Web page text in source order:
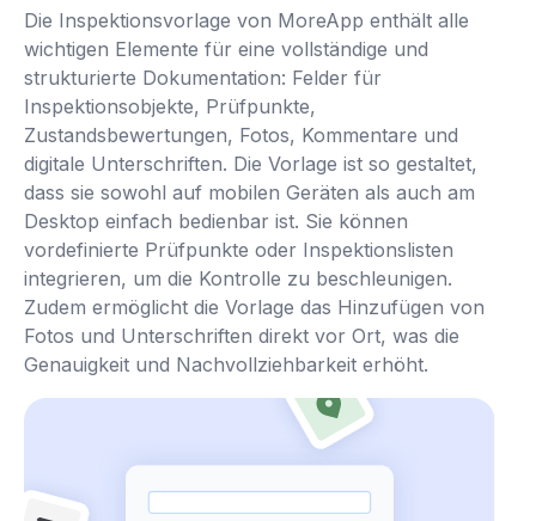
Die Inspektionsvorlage von MoreApp enthält alle
wichtigen Elemente für eine vollständige und
strukturierte Dokumentation: Felder für
Inspektionsobjekte, Prüfpunkte,
Zustandsbewertungen, Fotos, Kommentare und
digitale Unterschriften. Die Vorlage ist so gestaltet,
dass sie sowohl auf mobilen Geräten als auch am
Desktop einfach bedienbar ist. Sie können
vordefinierte Prüfpunkte oder Inspektionslisten
integrieren, um die Kontrolle zu beschleunigen.
Zudem ermöglicht die Vorlage das Hinzufügen von
Fotos und Unterschriften direkt vor Ort, was die
Genauigkeit und Nachvollziehbarkeit erhöht.